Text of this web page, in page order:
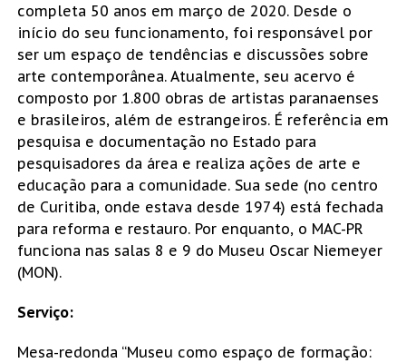
completa 50 anos em março de 2020. Desde o
início do seu funcionamento, foi responsável por
ser um espaço de tendências e discussões sobre
arte contemporânea. Atualmente, seu acervo é
composto por 1.800 obras de artistas paranaenses
e brasileiros, além de estrangeiros. É referência em
pesquisa e documentação no Estado para
pesquisadores da área e realiza ações de arte e
educação para a comunidade. Sua sede (no centro
de Curitiba, onde estava desde 1974) está fechada
para reforma e restauro. Por enquanto, o MAC-PR
funciona nas salas 8 e 9 do Museu Oscar Niemeyer
(MON).
Serviço:
Mesa-redonda “Museu como espaço de formação: